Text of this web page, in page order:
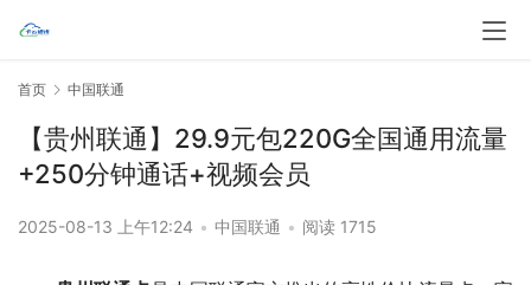
首页 中国联通
【贵州联通】29.9元包220G全国通用流量
+250分钟通话+视频会员
2025-08-13 上午12:24 • 中国联通 • 阅读 1715